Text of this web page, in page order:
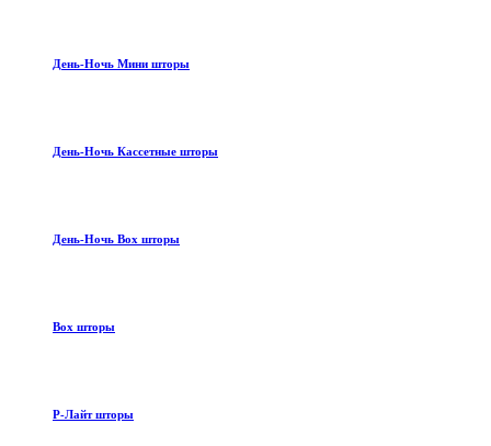
День-Ночь Мини шторы
День-Ночь Кассетные шторы
День-Ночь Box шторы
Box шторы
Р-Лайт шторы